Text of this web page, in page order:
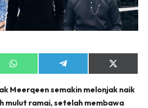
Share
on
Share
on
Share
on
(Twitter)
Meerqeen semakin melonjak naik
mulut ramai, setelah membawa